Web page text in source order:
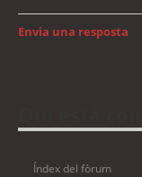
Envia una resposta
Índex del fòrum